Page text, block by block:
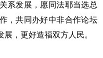
系发展，愿同法耶当选总
，共同办好中非合作论坛
，更好造福双方人民。